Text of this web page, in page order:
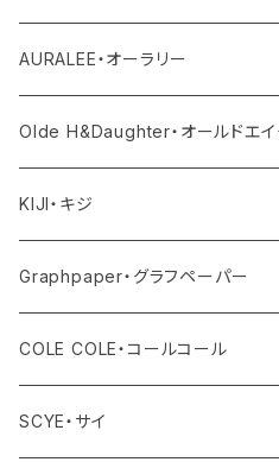
帽子
シューズ
その他
トップス
トップス
ボトム
ワンピース・オールインワン
その他
アウター
トップス
ボトム
ワンピース・サロペット
その他
AURALEE・オーラリー
アウター
トップス
ボトム
ワンピース・オールインワン
その他
Olde H&Daughter・オールドエイ
アウター
トップス
ボトム
ワンピース・オールインワン
KIJI・キジ
アウター
トップス
ボトム
Graphpaper・グラフペーパー
アウター
トップス
COLE COLE・コールコール
サンダル
SCYE・サイ